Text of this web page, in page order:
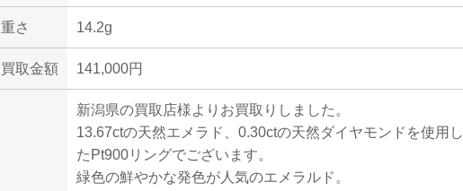
重さ 14.2g
買取金額 141,000円
新潟県の買取店様よりお買取りしました。
13.67ctの天然エメラド、0.30ctの天然ダイヤモンドを使用し
たPt900リングでございます。
緑色の鮮やかな発色が人気のエメラルド。